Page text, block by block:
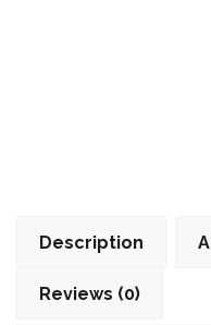
Description
Reviews (0)